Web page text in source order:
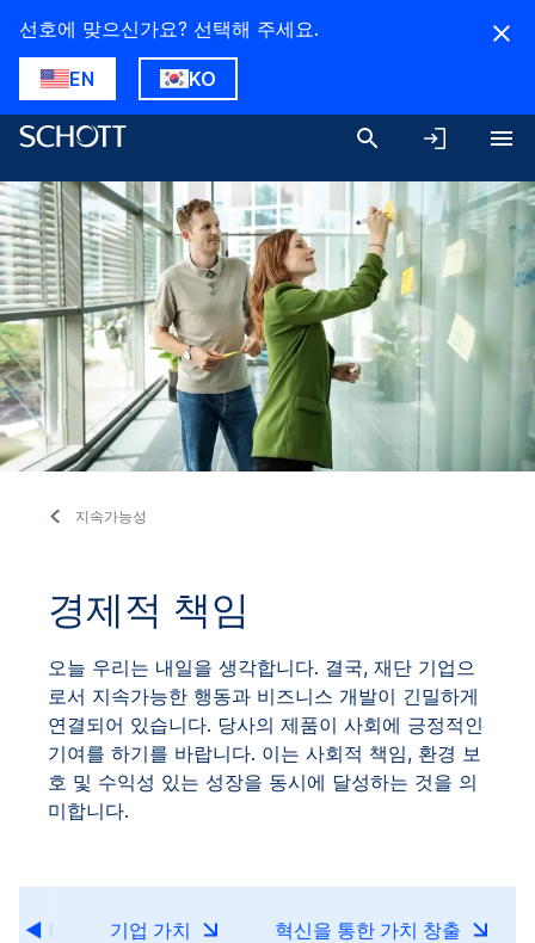
선호에 맞으신가요? 선택해 주세요.
EN KO
지속가능성
경제적 책임
오늘 우리는 내일을 생각합니다. 결국, 재단 기업으
로서 지속가능한 행동과 비즈니스 개발이 긴밀하게
연결되어 있습니다. 당사의 제품이 사회에 긍정적인
기여를 하기를 바랍니다. 이는 사회적 책임, 환경 보
호 및 수익성 있는 성장을 동시에 달성하는 것을 의
미합니다.
기업 가치 혁신을 통한 가치 창출